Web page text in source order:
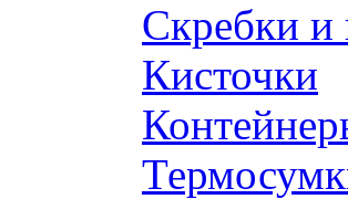
Скребки и
Кисточки